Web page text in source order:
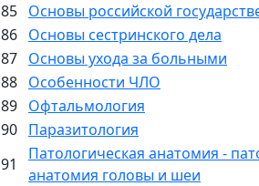
85 Основы российской
86 Основы сестринского дела
87 Основы ухода за больными
88 Особенности ЧЛО
89 Офтальмология
90 Паразитология
91
Патологическая анатомия -
анатомия головы и шеи